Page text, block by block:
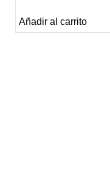
Añadir al carrito